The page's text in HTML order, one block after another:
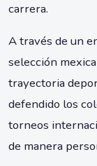
carrera.
A través de un
selección
trayectoria
defendido los
torneos
de manera